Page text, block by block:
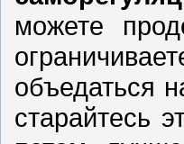
можете
объедаться
старайтесь